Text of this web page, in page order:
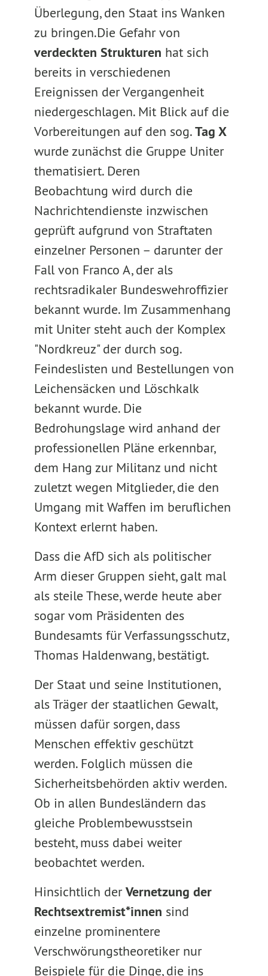
Überlegung, den Staat ins Wanken
zu bringen.Die Gefahr von
verdeckten Strukturen hat sich
bereits in verschiedenen
Ereignissen der Vergangenheit
niedergeschlagen. Mit Blick auf die
Vorbereitungen auf den sog.Tag X
wurde zunächst die Gruppe Uniter
thematisiert. Deren
Beobachtung wird durch die
Nachrichtendienste inzwischen
geprüft aufgrund von Straftaten
einzelner Personen – darunter der
Fall von Franco A, der als
rechtsradikaler Bundeswehroffizier
bekannt wurde. Im Zusammenhang
mit Uniter steht auch der Komplex
"Nordkreuz" der durch sog.
Feindeslisten und Bestellungen von
Leichensäcken und Löschkalk
bekannt wurde. Die
Bedrohungslage wird anhand der
professionellen Pläne erkennbar,
dem Hang zur Militanz und nicht
zuletzt wegen Mitglieder, die den
Umgang mit Waffen im beruflichen
Kontext erlernt haben.
Dass die AfD sich als politischer
Arm dieser Gruppen sieht, galt mal
als steile These, werde heute aber
sogar vom Präsidenten des
Bundesamts für Verfassungsschutz,
Thomas Haldenwang, bestätigt.
Der Staat und seine Institutionen,
als Träger der staatlichen Gewalt,
müssen dafür sorgen, dass
Menschen effektiv geschützt
werden. Folglich müssen die
Sicherheitsbehörden aktiv werden.
Ob in allen Bundesländern das
gleiche Problembewusstsein
besteht, muss dabei weiter
beobachtet werden.
Hinsichtlich derVernetzung der
Rechtsextremist*innen sind
einzelne prominentere
Verschwörungstheoretiker nur
Beispiele für die Dinge, die ins